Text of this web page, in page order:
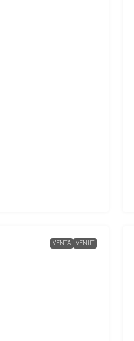
VENTA VENUT